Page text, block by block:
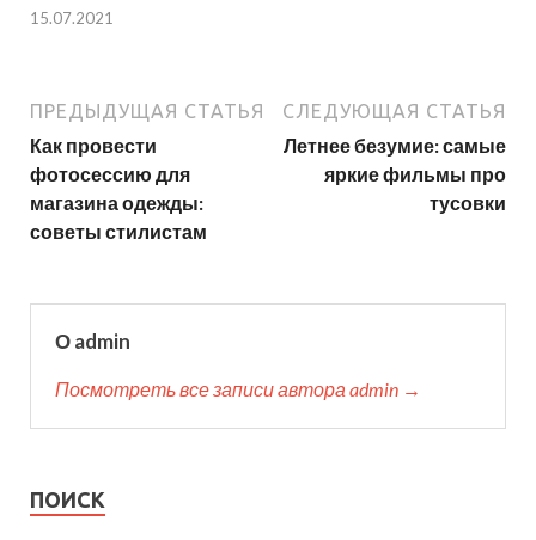
15.07.2021
ПРЕДЫДУЩАЯ СТАТЬЯ
Как провести
фотосессию для
магазина одежды:
советы стилистам
СЛЕДУЮЩАЯ СТАТЬЯ
Летнее безумие: самые
яркие фильмы про
тусовки
О admin
Посмотреть все записи автора admin →
ПОИСК